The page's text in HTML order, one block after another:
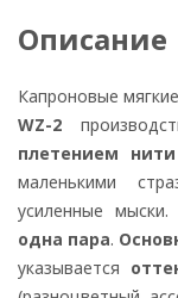
Описание
Капроновые мягкие
WZ-2
плетением нити
маленькими
усиленные мыски.
одна пара.
указывается